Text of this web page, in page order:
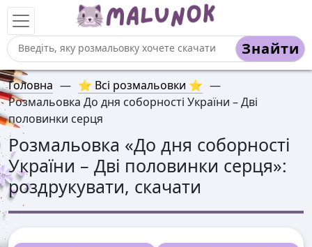
Знайти
Головна — ⭐ Всі розмальовки ⭐ —
Розмальовка До дня соборності України – Дві
половинки серця
Розмальовка «До дня соборності
України – Дві половинки серця»:
роздрукувати, скачати